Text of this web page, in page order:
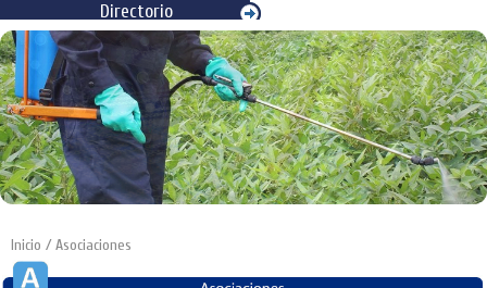
Directorio
Inicio / Asociaciones